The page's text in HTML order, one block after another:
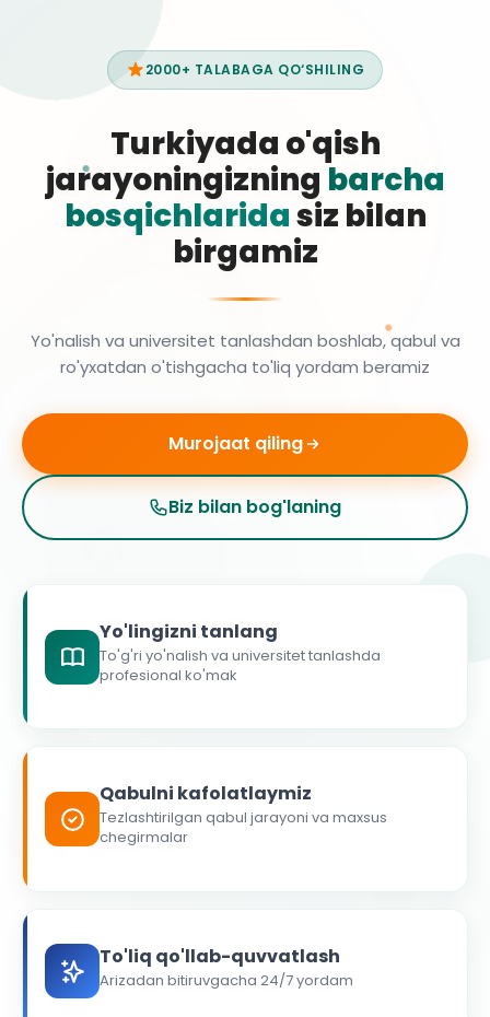
2000+ TALABAGA QO‘SHILING
Turkiyada o'qish
jarayoningizning barcha
bosqichlaridasiz bilan
birgamiz
Yo'nalish va universitet tanlashdan boshlab, qabul va
ro'yxatdan o'tishgacha to'liq yordam beramiz
Murojaat qiling
Biz bilan bog'laning
Yo'lingizni tanlang
To'g'ri yo'nalish va universitet tanlashda
profesional ko'mak
Qabulni kafolatlaymiz
Tezlashtirilgan qabul jarayoni va maxsus
chegirmalar
To'liq qo'llab-quvvatlash
Arizadan bitiruvgacha 24/7 yordam